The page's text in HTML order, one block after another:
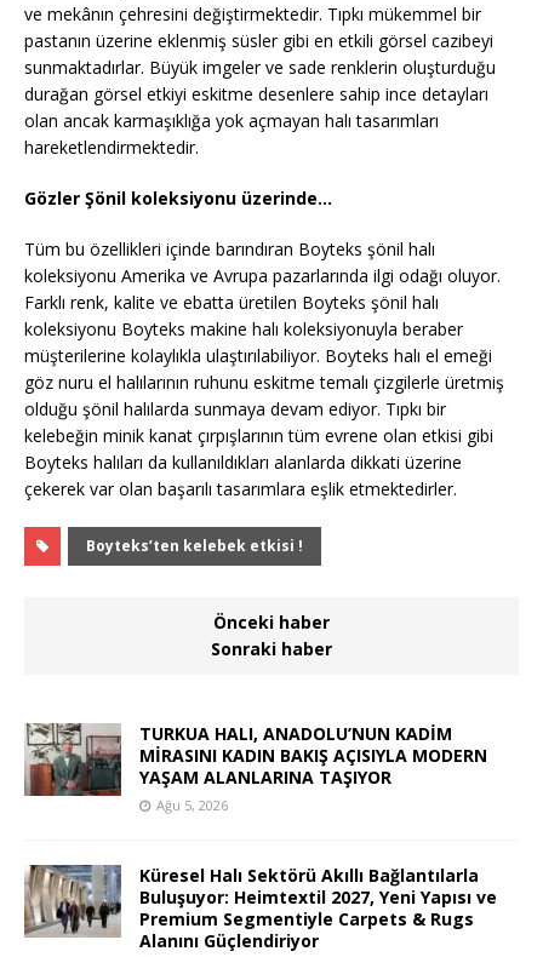
ve mekânın çehresini değiştirmektedir. Tıpkı mükemmel bir
pastanın üzerine eklenmiş süsler gibi en etkili görsel cazibeyi
sunmaktadırlar. Büyük imgeler ve sade renklerin oluşturduğu
durağan görsel etkiyi eskitme desenlere sahip ince detayları
olan ancak karmaşıklığa yok açmayan halı tasarımları
hareketlendirmektedir.
Gözler Şönil koleksiyonu üzerinde…
Tüm bu özellikleri içinde barındıran Boyteks şönil halı
koleksiyonu Amerika ve Avrupa pazarlarında ilgi odağı oluyor.
Farklı renk, kalite ve ebatta üretilen Boyteks şönil halı
koleksiyonu Boyteks makine halı koleksiyonuyla beraber
müşterilerine kolaylıkla ulaştırılabiliyor. Boyteks halı el emeği
göz nuru el halılarının ruhunu eskitme temalı çizgilerle üretmiş
olduğu şönil halılarda sunmaya devam ediyor. Tıpkı bir
kelebeğin minik kanat çırpışlarının tüm evrene olan etkisi gibi
Boyteks halıları da kullanıldıkları alanlarda dikkati üzerine
çekerek var olan başarılı tasarımlara eşlik etmektedirler.
Boyteks’ten kelebek etkisi !
Önceki haber
Sonraki haber
TURKUA HALI, ANADOLU’NUN KADİM
MİRASINI KADIN BAKIŞ AÇISIYLA MODERN
YAŞAM ALANLARINA TAŞIYOR
Ağu 5, 2026
Küresel Halı Sektörü Akıllı Bağlantılarla
Buluşuyor: Heimtextil 2027, Yeni Yapısı ve
Premium Segmentiyle Carpets & Rugs
Alanını Güçlendiriyor